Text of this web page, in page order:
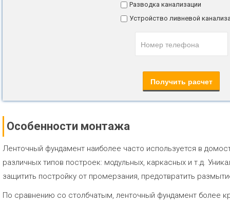
Разводка канализации
Устройство ливневой
Особенности монтажа
Ленточный фундамент наиболее часто используется в
различных типов построек: модульных, каркасных и т.д.
защитить постройку от промерзания, предотвратить
По сравнению со столбчатым, ленточный фундамент более